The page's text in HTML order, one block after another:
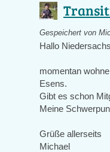
Gespeichert von
Hallo
momentan
Esens.
Gibt es schon
Meine
Grüße allerseits
Michael